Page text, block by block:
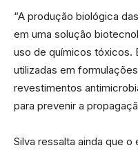
“A produção biológica
em uma solução
uso de químicos tóxicos.
utilizadas em
revestimentos
para prevenir a
Silva ressalta ainda que